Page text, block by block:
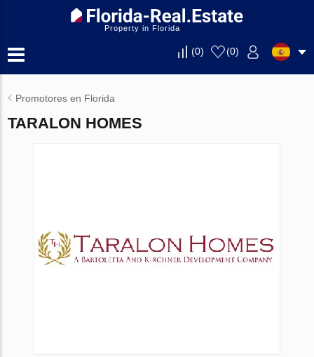
Property in Florida
(0) (0)
Promotores en Florida
TARALON HOMES